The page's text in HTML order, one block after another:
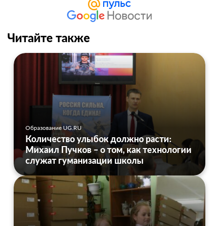
Читайте также
Образование UG.RU
Количество улыбок должно расти:
Михаил Пучков – о том, как технологии
служат гуманизации школы